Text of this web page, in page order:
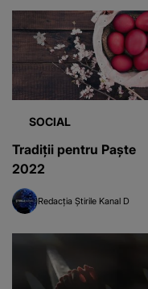
SOCIAL
Tradiţii pentru Paşte
2022
Redacția Știrile Kanal D